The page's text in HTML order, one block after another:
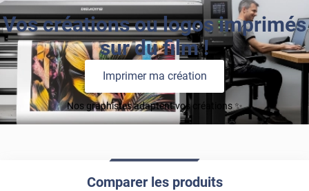
Vos créations ou logos imprimés
sur du film !
Imprimer ma création
Nos graphistes adaptent vos créations ✨
Comparer les produits